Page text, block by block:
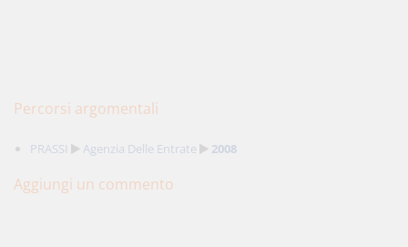
Percorsi argomentali
PRASSI Agenzia Delle Entrate 2008
Aggiungi un commento